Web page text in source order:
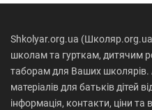
Shkolyar.org.ua
школам та гурткам, дитячим
таборам для Ваших школярів.
матеріалів для батьків дітей
інформація, контакти, ціни та